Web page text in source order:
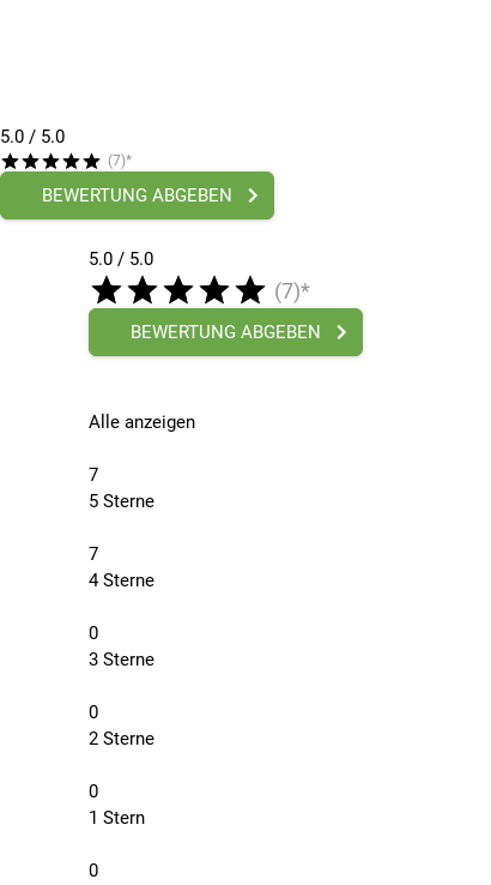
5.0 / 5.0
(7)*
BEWERTUNG ABGEBEN
5.0 / 5.0
(7)*
BEWERTUNG ABGEBEN
Alle anzeigen
7
5 Sterne
7
4 Sterne
0
3 Sterne
0
2 Sterne
0
1 Stern
0